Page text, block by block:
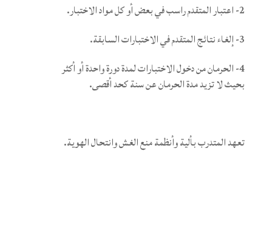
2- اعتبار المتقدم راسب في بعض أو كل مواد الاختبار.
3- إلغاء نتائج المتقدم في الاختبارات السابقة.
4- الحرمان من دخول الاختبارات لمدة دورة واحدة أو أكثر
بحيث لا تزيد مدة الحرمان عن سنة كحد أقصى.
تعهد المتدرب بألية وأنظمة منع الغش وانتحال الهوية.